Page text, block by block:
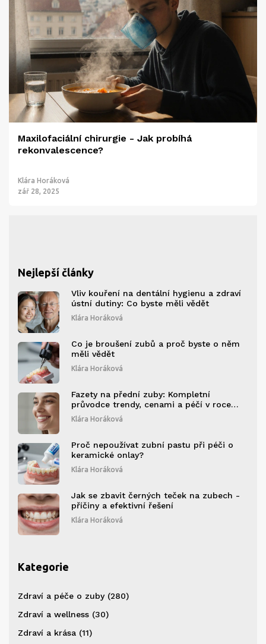
Maxilofaciální chirurgie - Jak probíhá
rekonvalescence?
Klára Horáková
zář 28, 2025
Nejlepší články
Vliv kouření na dentální hygienu a zdraví
ústní dutiny: Co byste měli vědět
Klára Horáková
Co je broušení zubů a proč byste o něm
měli vědět
Klára Horáková
Fazety na přední zuby: Kompletní
průvodce trendy, cenami a péčí v roce
2026
Klára Horáková
Proč nepoužívat zubní pastu při péči o
keramické onlay?
Klára Horáková
Jak se zbavit černých teček na zubech -
příčiny a efektivní řešení
Klára Horáková
Kategorie
Zdraví a péče o zuby (280)
Zdraví a wellness (30)
Zdraví a krása (11)